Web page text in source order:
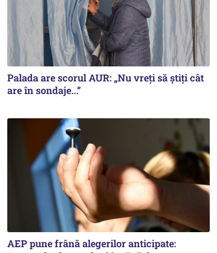
Palada are scorul AUR: „Nu vreți să știți cât
are în sondaje...”
AEP pune frână alegerilor anticipate: